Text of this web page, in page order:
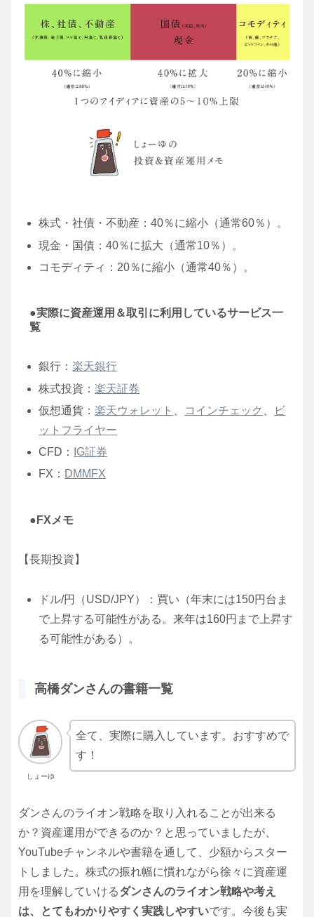
株式・社債・不動産：40％に縮小（通常60％）。
現金・国債：40％に拡大（通常10％）。
コモディティ：20％に縮小（通常40％）。
●実際に資産運用＆取引に利用しているサービス一
覧
銀行：楽天銀行
株式投資：楽天証券
仮想通貨：楽天ウォレット コインチェック
ビ
ットフライヤー
CFD：
IG証券
FX： DMMFX
●FXメモ
【長期投資】
ドル/円（USD/JPY）：買い（年末には150円台ま
で上昇する可能性がある。来年は160円まで上昇す
る可能性がある）。
高橋ダンさんの書籍一覧
しょーゆ
全て、実際に購入しています。おすすめで
す！
ダンさんのライオン戦略を取り入れることが出来る
か？資産運用ができるのか？と思っていましたが、
YouTubeチャンネルや書籍を通して、少額からスター
トしました。株式の振れ幅に慣れながら徐々に資産運
用を理解していけるダンさんのライオン戦略や考え
は、とてもわかりやすく実践しやすいです。今後も実